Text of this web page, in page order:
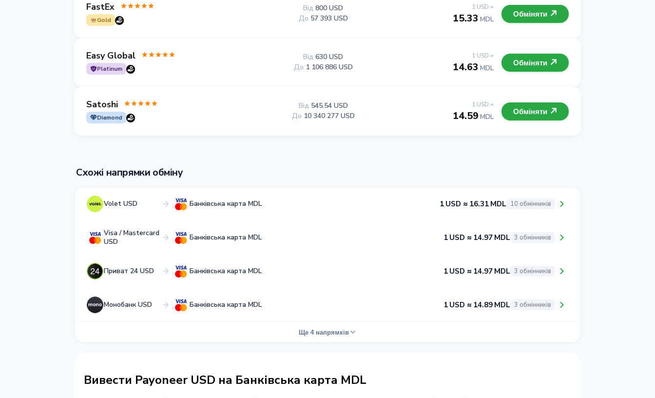
FastEx
Gold
1 USD =
15.33 MDL
Від 800 USD
До 57 393 USD Обміняти
Easy Global
Platinum
1 USD =
14.63 MDL
Від 630 USD
До 1 106 886 USD Обміняти
Satoshi
Diamond
1 USD =
14.59 MDL
Від 545.54 USD
До 10 340 277 USD Обміняти
Схожі напрямки обміну
Volet USD Банківська карта MDL 1 USD ≈ 16.31 MDL 10 обмінників
Visa / Mastercard
USD
Банківська карта MDL 1 USD ≈ 14.97 MDL 3 обмінників
Приват 24 USD Банківська карта MDL 1 USD ≈ 14.97 MDL 3 обмінників
Монобанк USD Банківська карта MDL 1 USD ≈ 14.89 MDL 3 обмінників
Ще 4 напрямків
Вивести Payoneer USD на Банківська карта MDL